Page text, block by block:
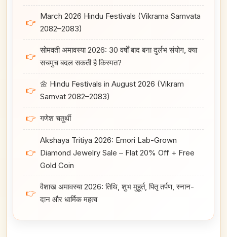
👉
March 2026 Hindu Festivals (Vikrama Samvata
2082–2083)
👉
सोमवती अमावस्या 2026: 30 वर्षों बाद बना दुर्लभ संयोग, क्या
सचमुच बदल सकती है किस्मत?
👉
🌼 Hindu Festivals in August 2026 (Vikram
Samvat 2082–2083)
👉 गणेश चतुर्थी
👉
Akshaya Tritiya 2026: Emori Lab-Grown
Diamond Jewelry Sale – Flat 20% Off + Free
Gold Coin
👉
वैशाख अमावस्या 2026: तिथि, शुभ मुहूर्त, पितृ तर्पण, स्नान-
दान और धार्मिक महत्व